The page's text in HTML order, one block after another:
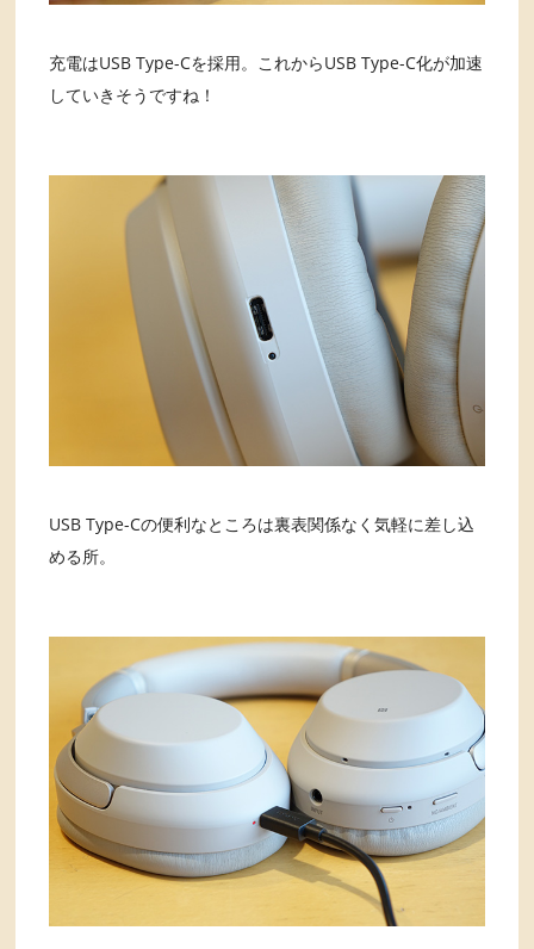
充電はUSB Type-Cを採用。これからUSB Type-C化が加速
していきそうですね！
USB Type-Cの便利なところは裏表関係なく気軽に差し込
める所。